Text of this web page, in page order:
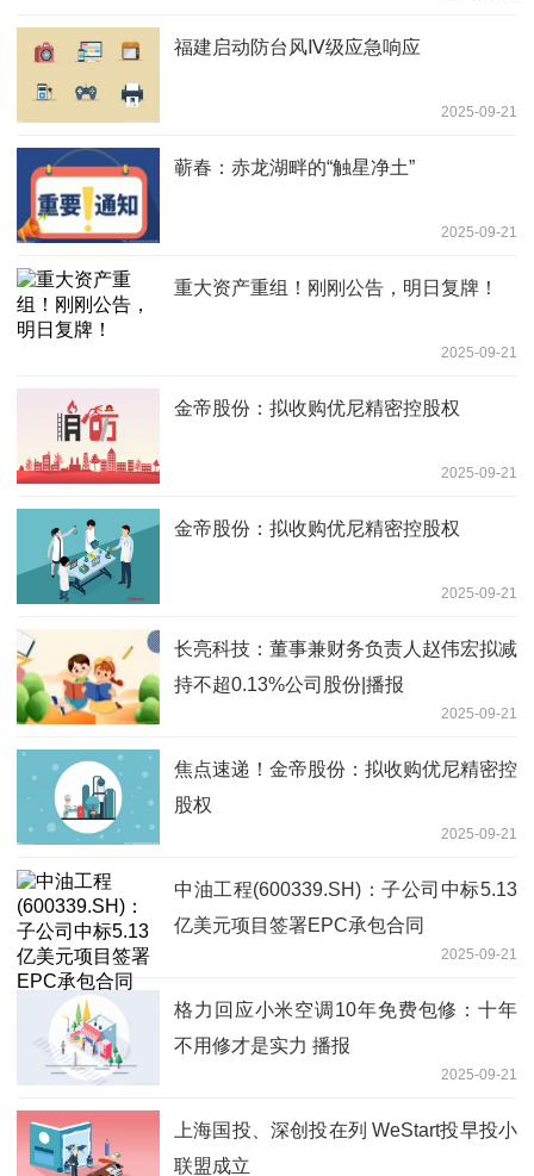
福建启动防台风Ⅳ级应急响应
2025-09-21
蕲春：赤龙湖畔的“触星净土”
2025-09-21
重大资产重组！刚刚公告，明日复牌！
2025-09-21
金帝股份：拟收购优尼精密控股权
2025-09-21
金帝股份：拟收购优尼精密控股权
2025-09-21
长亮科技：董事兼财务负责人赵伟宏拟减
持不超0.13%公司股份|播报
2025-09-21
焦点速递！金帝股份：拟收购优尼精密控
股权
2025-09-21
中油工程(600339.SH)：子公司中标5.13
亿美元项目签署EPC承包合同
2025-09-21
格力回应小米空调10年免费包修：十年
不用修才是实力 播报
2025-09-21
上海国投、深创投在列 WeStart投早投小
联盟成立